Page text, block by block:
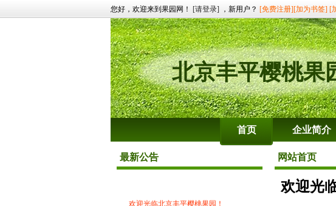
您好，欢迎来到果园网！ [请登录] ，新用户？ [免费注册][加为书签] [
北京丰平樱桃果
首页 企业简介
最新公告
欢迎光临北京丰平樱桃果园！
网站首页
欢迎光